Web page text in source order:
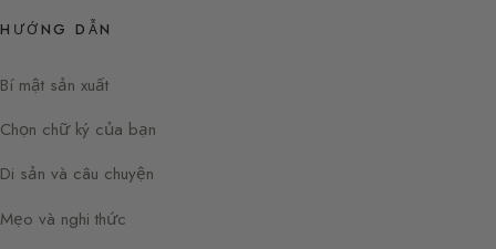
HƯỚNG DẪN
Bí mật sản xuất
Chọn chữ ký của bạn
Di sản và câu chuyện
Mẹo và nghi thức